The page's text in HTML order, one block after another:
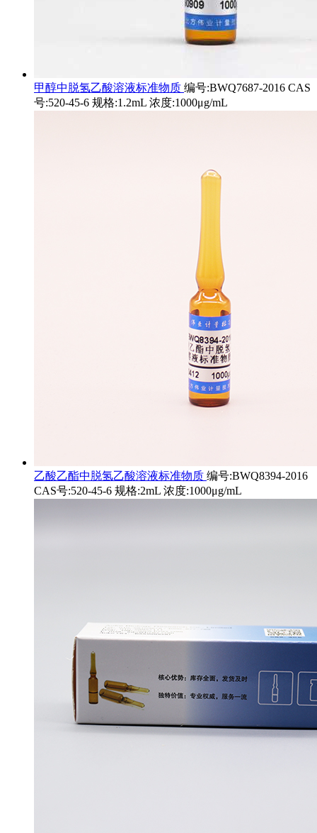
甲醇中脱氢乙酸溶液标准物质 编号:BWQ7687-2016 CAS
号:520-45-6 规格:1.2mL 浓度:1000μg/mL
乙酸乙酯中脱氢乙酸溶液标准物质 编号:BWQ8394-2016
CAS号:520-45-6 规格:2mL 浓度:1000μg/mL